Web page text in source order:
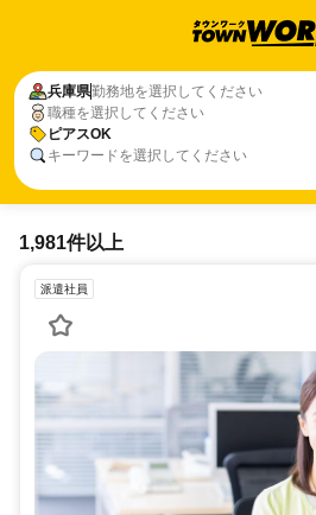
兵庫県勤務地を選択してください
職種を選択してください
ピアスOK
キーワードを選択してください
1,981件以上
派遣社員